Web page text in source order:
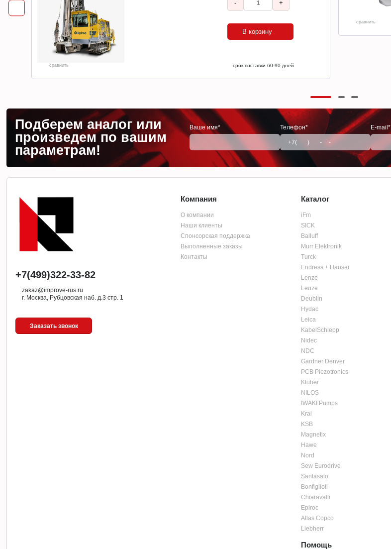
срок поставки 60-90 дней
- +
В корзину
сравнить
сравнить
Подберем аналог или
произведем по вашим
параметрам!
Ваше имя* Телефон* E-mail*
+7(499)322-33-82
zakaz@improve-rus.ru
г. Москва, Рубцовская наб. д.3 стр. 1
Заказать звонок
Компания
О компании
Наши клиенты
Спонсорская поддержка
Выполненные заказы
Контакты
Каталог
iFm
SICK
Balluff
Murr Elektronik
Turck
Endress + Hauser
Lenze
Leuze
Deublin
Hydac
Leica
KabelSchlepp
Nidec
NDC
Gardner Denver
PCB Piezotronics
Kluber
NILOS
IWAKI Pumps
Kral
KSB
Magnetix
Hawe
Nord
Sew Eurodrive
Santasalo
Bonfiglioli
Chiaravalli
Epiroc
Atlas Copco
Liebherr
Помощь